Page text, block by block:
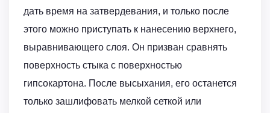
дать время на затвердевания, и только после
этого можно приступать к нанесению верхнего,
выравнивающего слоя. Он призван сравнять
поверхность стыка с поверхностью
гипсокартона. После высыхания, его останется
только зашлифовать мелкой сеткой или